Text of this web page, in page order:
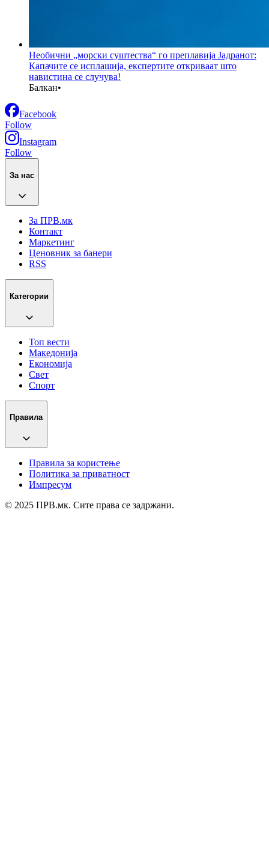
Необични „морски суштества“ го преплавија Јадранот:
Капачите се исплашија, експертите откриваат што
навистина се случува!
Балкан•
Facebook
Follow
Instagram
Follow
За нас
За ПРВ.мк
Контакт
Маркетинг
Ценовник за банери
RSS
Категории
Топ вести
Македонија
Економија
Свет
Спорт
Правила
Правила за користење
Политика за приватност
Импресум
© 2025 ПРВ.мк. Сите права се задржани.